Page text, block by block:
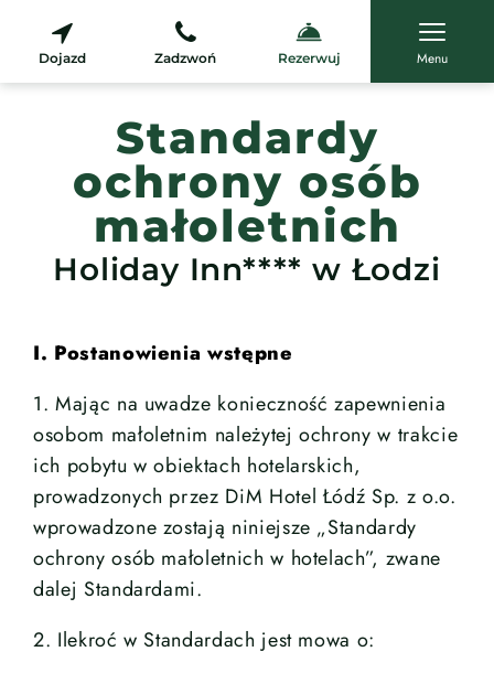
Dojazd Zadzwoń Rezerwuj Menu
Standardy
ochrony osób
małoletnich
Holiday Inn**** w Łodzi
I. Postanowienia wstępne
1. Mając na uwadze konieczność zapewnienia
osobom małoletnim należytej ochrony w trakcie
ich pobytu w obiektach hotelarskich,
prowadzonych przez DiM Hotel Łódź Sp. z o.o.
wprowadzone zostają niniejsze „Standardy
ochrony osób małoletnich w hotelach”, zwane
dalej Standardami.
2. Ilekroć w Standardach jest mowa o: